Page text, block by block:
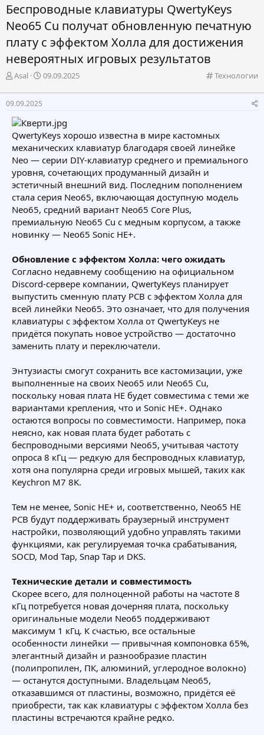
Беспроводные клавиатуры QwertyKeys
Neo65 Cu получат обновленную печатную
плату с эффектом Холла для достижения
невероятных игровых результатов
К
т
р
и
я
Технологии
А
т
о
р
т
е
м
ы
Asal
Д
т
а
ч
а
л
а
09.09.2025
09.09.2025
QwertyKeys хорошо известна в мире кастомных
механических клавиатур благодаря своей линейке
Neo — серии DIY-клавиатур среднего и премиального
уровня, сочетающих продуманный дизайн и
эстетичный внешний вид. Последним пополнением
стала серия Neo65, включающая доступную модель
Neo65, средний вариант Neo65 Core Plus,
премиальную Neo65 Cu с медным корпусом, а также
новинку — Neo65 Sonic HE+.
Обновление с эффектом Холла: чего ожидать
Согласно недавнему сообщению на официальном
Discord-сервере компании, QwertyKeys планирует
выпустить сменную плату PCB с эффектом Холла для
всей линейки Neo65. Это означает, что для получения
клавиатуры с эффектом Холла от QwertyKeys не
придётся покупать новое устройство — достаточно
заменить плату и переключатели.
Энтузиасты смогут сохранить все кастомизации, уже
выполненные на своих Neo65 или Neo65 Cu,
поскольку новая плата HE будет совместима с теми же
вариантами крепления, что и Sonic HE+. Однако
остаются вопросы по совместимости. Например, пока
неясно, как новая плата будет работать с
беспроводными версиями Neo65, учитывая частоту
опроса 8 кГц — редкую для беспроводных клавиатур,
хотя она популярна среди игровых мышей, таких как
Keychron M7 8K.
Тем не менее, Sonic HE+ и, соответственно, Neo65 HE
PCB будут поддерживать браузерный инструмент
настройки, позволяющий удобно управлять такими
функциями, как регулируемая точка срабатывания,
SOCD, Mod Tap, Snap Tap и DKS.
Технические детали и совместимость
Скорее всего, для полноценной работы на частоте 8
кГц потребуется новая дочерняя плата, поскольку
оригинальные модели Neo65 поддерживают
максимум 1 кГц. К счастью, все остальные
особенности линейки — привычная компоновка 65%,
элегантный дизайн и разнообразие пластин
(полипропилен, ПК, алюминий, углеродное волокно)
— останутся доступными. Владельцам Neo65,
отказавшимся от пластины, возможно, придётся её
приобрести, так как клавиатуры с эффектом Холла без
пластины встречаются крайне редко.